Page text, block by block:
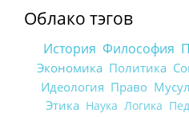
Облако тэгов
История Философия
Экономика Политика
Идеология Право
Этика Наука Логика